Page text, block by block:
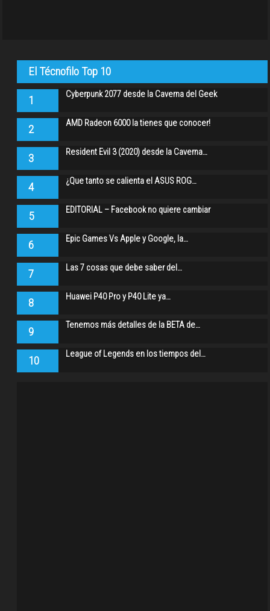
El Técnofilo Top 10
1 Cyberpunk 2077 desde la Caverna del Geek
2 AMD Radeon 6000 la tienes que conocer!
3 Resident Evil 3 (2020) desde la Caverna…
4 ¿Que tanto se calienta el ASUS ROG…
5 EDITORIAL – Facebook no quiere cambiar
6 Epic Games Vs Apple y Google, la…
7 Las 7 cosas que debe saber del…
8 Huawei P40 Pro y P40 Lite ya…
9 Tenemos más detalles de la BETA de…
10 League of Legends en los tiempos del…